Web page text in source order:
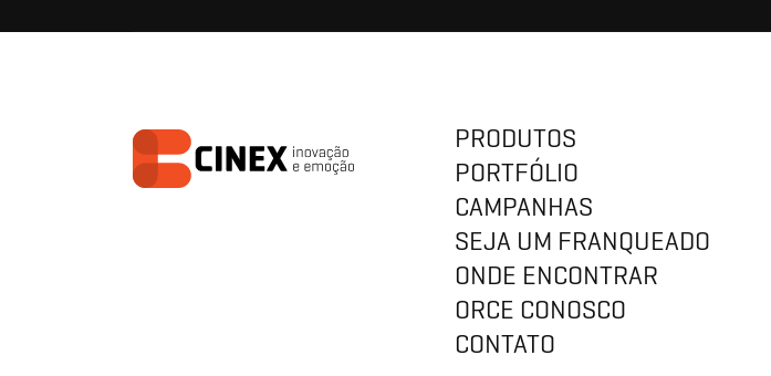
PRODUTOS
PORTFÓLIO
CAMPANHAS
SEJA UM FRANQUEADO
ONDE ENCONTRAR
ORCE CONOSCO
CONTATO